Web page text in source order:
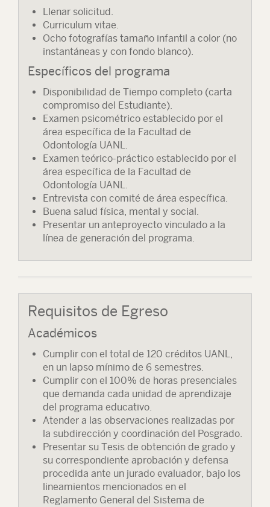
Llenar solicitud.
Curriculum vitae.
Ocho fotografías tamaño infantil a color (no
instantáneas y con fondo blanco).
Específicos del programa
Disponibilidad de Tiempo completo (carta
compromiso del Estudiante).
Examen psicométrico establecido por el
área específica de la Facultad de
Odontología UANL.
Examen teórico-práctico establecido por el
área específica de la Facultad de
Odontología UANL.
Entrevista con comité de área específica.
Buena salud física, mental y social.
Presentar un anteproyecto vinculado a la
línea de generación del programa.
Requisitos de Egreso
Académicos
Cumplir con el total de 120 créditos UANL,
en un lapso mínimo de 6 semestres.
Cumplir con el 100% de horas presenciales
que demanda cada unidad de aprendizaje
del programa educativo.
Atender a las observaciones realizadas por
la subdirección y coordinación del Posgrado.
Presentar su Tesis de obtención de grado y
su correspondiente aprobación y defensa
procedida ante un jurado evaluador, bajo los
lineamientos mencionados en el
Reglamento General del Sistema de